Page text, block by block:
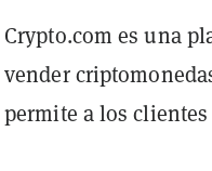
Crypto.com es una
vender
permite a los